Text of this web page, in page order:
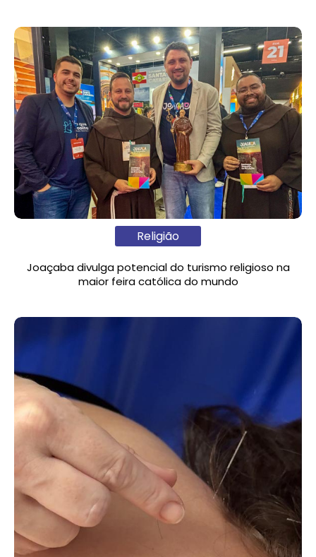
Religião
Joaçaba divulga potencial do turismo religioso na
maior feira católica do mundo